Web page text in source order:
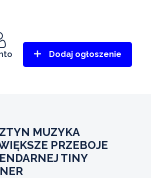
Dodaj ogłoszenie
MUZYKA
PRZEBOJE
TINY